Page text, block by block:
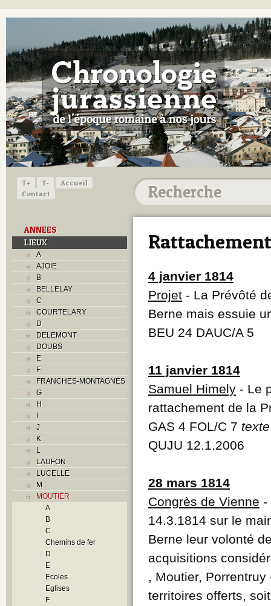
T+ T-
Accueil
Contact
ANNEES
LIEUX
A
AJOIE
B
BELLELAY
C
COURTELARY
D
DELEMONT
DOUBS
E
F
FRANCHES-MONTAGNES
G
H
I
J
K
L
LAUFON
LUCELLE
M
MOUTIER
A
B
C
Chemins de fer
D
E
Ecoles
Eglises
F
4 janvier 1814
Projet - La Prévôté
Berne mais essuie
BEU 24 DAUC/A 5
11 janvier 1814
Samuel Himely - Le
rattachement de la
GAS 4 FOL/C 7
QUJU 12.1.2006
28 mars 1814
Congrès de Vienne -
14.3.1814 sur le
Berne leur volonté
acquisitions
, Moutier,
territoires offerts,